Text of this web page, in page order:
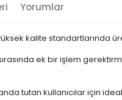
Yorumlar
kalite standartlarında
ek bir işlem
tutan kullanıcılar için